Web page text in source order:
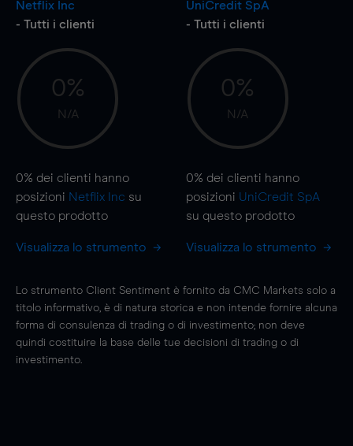
Netflix Inc
- Tutti i clienti
0%
N/A
0% dei clienti hanno
posizioni Netflix Inc su
questo prodotto
Visualizza lo strumento
UniCredit SpA
- Tutti i clienti
0%
N/A
0% dei clienti hanno
posizioni UniCredit SpA
su questo prodotto
Visualizza lo strumento
Lo strumento Client Sentiment è fornito da CMC Markets solo a
titolo informativo, è di natura storica e non intende fornire alcuna
forma di consulenza di trading o di investimento; non deve
quindi costituire la base delle tue decisioni di trading o di
investimento.